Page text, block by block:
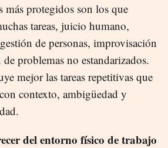
más protegidos son los que
tareas, juicio humano,
de personas, improvisación
problemas no estandarizados.
mejor las tareas repetitivas que
contexto, ambigüedad y
del entorno físico de trabajo